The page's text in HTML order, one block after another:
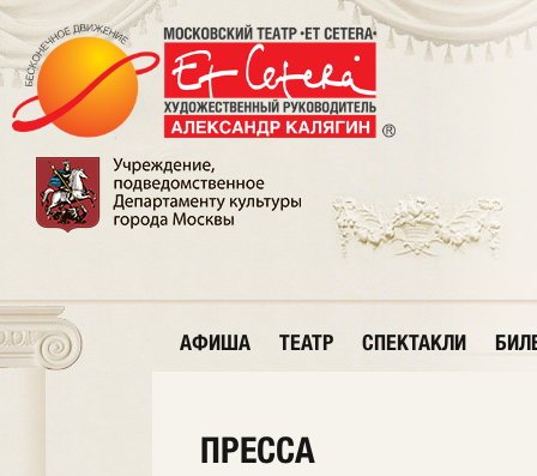
АФИША ТЕАТР СПЕКТАКЛИ
ПРЕССА